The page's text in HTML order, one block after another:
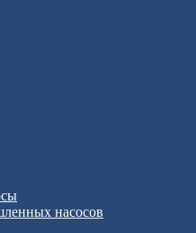
насосов